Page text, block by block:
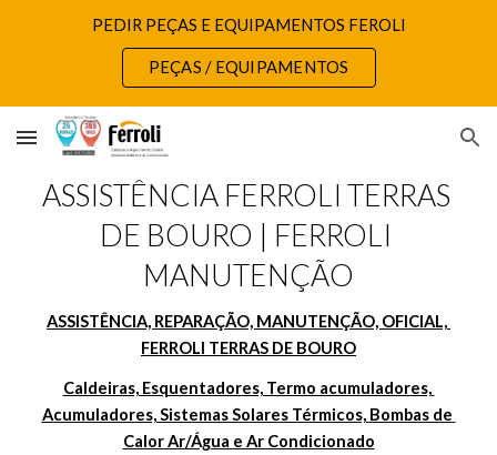
Skip to main content
PEDIR PEÇAS E EQUIPAMENTOS FEROLI
PEÇAS / EQUIPAMENTOS
ASSISTÊNCIA FERROLI TERRAS
DE BOURO | FERROLI
MANUTENÇÃO
ASSISTÊNCIA, REPARAÇÃO, MANUTENÇÃO, OFICIAL,
FERROLI TERRAS DE BOURO
Caldeiras, Esquentadores, Termo acumuladores,
Acumuladores, Sistemas Solares Térmicos, Bombas de
Calor Ar/Água e Ar Condicionado